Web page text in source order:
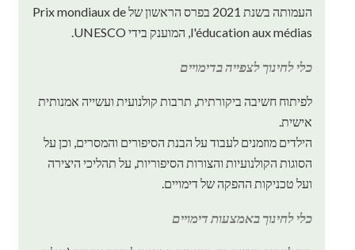
העמותה בשנת 2021 בפרס הראשון של Prix mondiaux de
l'éducation aux médias, המוענק בידי UNESCO.
כלי לחינוך לצפייה בדימויים
לפיתוח חשיבה ביקורתית, תרבות קולנועית ועשייה אמנותית
אישית.
הילדים מוזמנים לעבוד על הבנת הסיפורים והמסרים, וכן על
הסוגות הקולנועיות והצורות הסיפוריות, על תהליכי היצירה
ועל טכניקות ההפקה של דימויים.
כלי לחינוך באמצעות דימויים